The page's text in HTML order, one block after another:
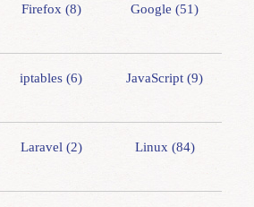
Firefox (8) Google (51)
iptables (6) JavaScript (9)
Laravel (2) Linux (84)